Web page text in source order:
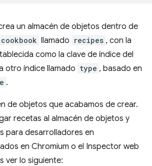
un almacén de objetos dentro de
cookbook llamado recipes , con la
como la clave de índice del
otro índice llamado type , basado en
.
de objetos que acabamos de crear.
recetas al almacén de objetos y
para desarrolladores en
en Chromium o el Inspector web
ver lo siguiente: